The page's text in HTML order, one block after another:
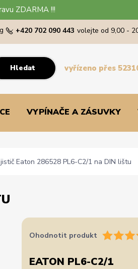
ZDARMA !!!
Hledat
+420 702 090 443 volejte od 9,00 -
vyřízeno přes
VYPÍNAČE A ZÁSUVKY
Eaton 286528 PL6-C2/1 na DIN lištu
Ohodnotit produkt
EATON PL6-C2/1